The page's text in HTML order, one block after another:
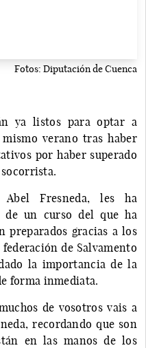
Fotos: Diputación de Cuenca
ya listos para optar a
verano tras haber
por haber superado
Fresneda, les ha
un curso del que ha
preparados gracias a los
de Salvamento
la importancia de la
forma inmediata.
de vosotros vais a
recordando que son
en las manos de los